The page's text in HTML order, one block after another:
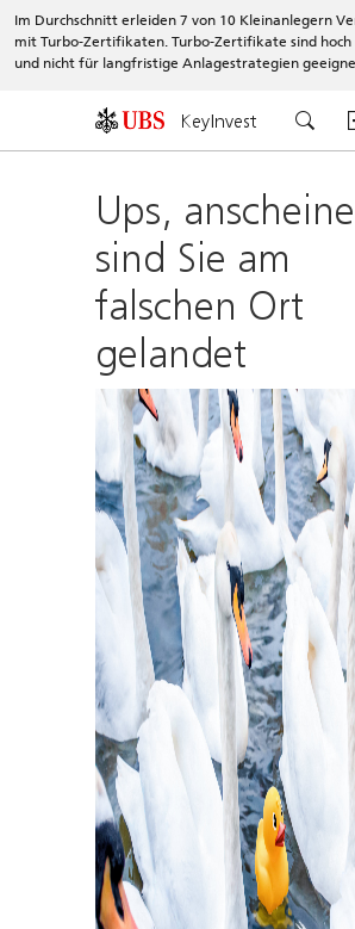
Im Durchschnitt erleiden 7 von 10 Kleinanlegern
mit Turbo-Zertifikaten. Turbo-Zertifikate sind
und nicht für langfristige Anlagestrategien
KeyInvest
Ups,
sind Sie am
falschen Ort
gelandet